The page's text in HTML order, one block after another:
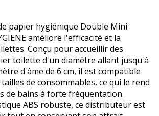
papier hygiénique Double Mini
améliore l'efficacité et la
Conçu pour accueillir des
toilette d'un diamètre allant jusqu'à
d'âme de 6 cm, il est compatible
de consommables, ce qui le rend
de bains à forte fréquentation.
ABS robuste, ce distributeur est